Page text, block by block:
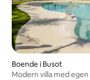
Boende i Busot
Modern villa med